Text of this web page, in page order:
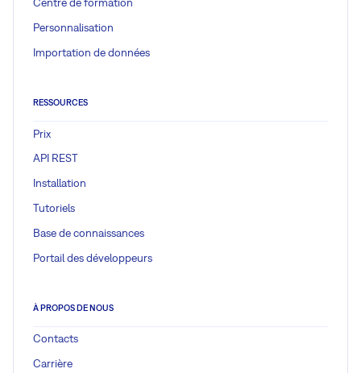
Centre de formation
Personnalisation
Importation de données
RESSOURCES
Prix
API REST
Installation
Tutoriels
Base de connaissances
Portail des développeurs
À PROPOS DE NOUS
Contacts
Carrière